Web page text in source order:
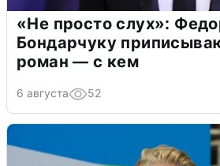
«Не просто слух»:
Бондарчуку
роман — с кем
6 августа 52